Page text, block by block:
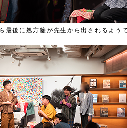
最後に処方箋が先生から出されるよう